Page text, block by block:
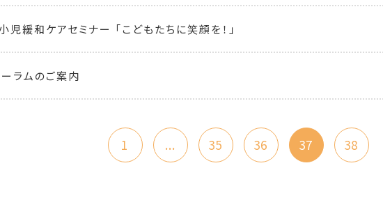
児緩和ケアセミナー 「こどもたちに笑顔を！」
ラムのご案内
1 ... 35 36 37 38